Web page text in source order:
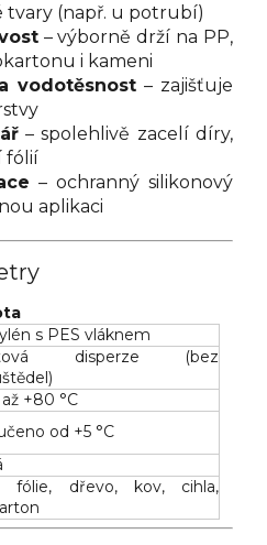
tvary (např. u potrubí)
– výborně drží na PP,
i kameni
vodotěsnost – zajišťuje
– spolehlivě zacelí díry,
fólií
– ochranný silikonový
aplikaci
s PES vláknem
disperze (bez
+80 °C
od +5 °C
fólie, dřevo, kov, cihla,